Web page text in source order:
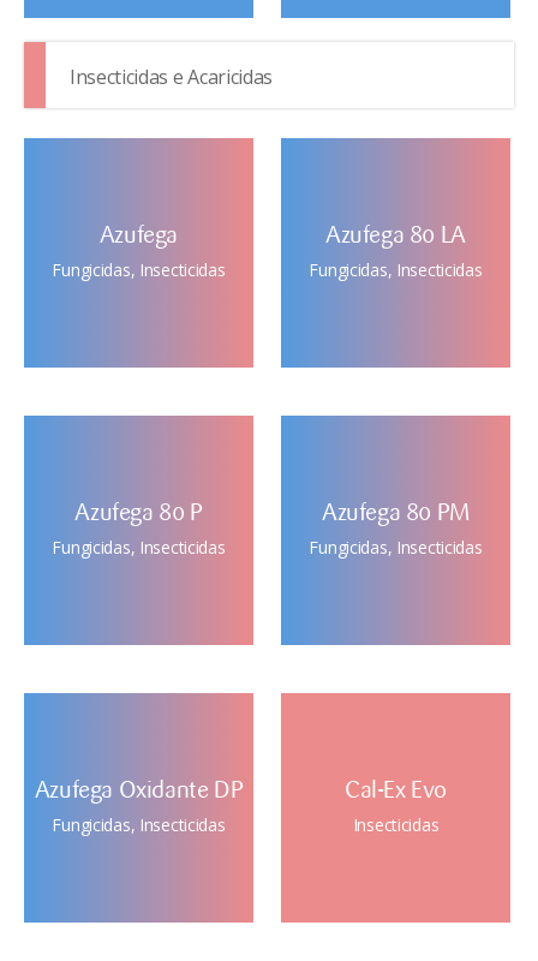
Insecticidas e Acaricidas
Azufega
Fungicidas, Insecticidas
Azufega 80 LA
Fungicidas, Insecticidas
Azufega 80 P
Fungicidas, Insecticidas
Azufega 80 PM
Fungicidas, Insecticidas
Azufega Oxidante DP
Fungicidas, Insecticidas
Cal-Ex Evo
Insecticidas